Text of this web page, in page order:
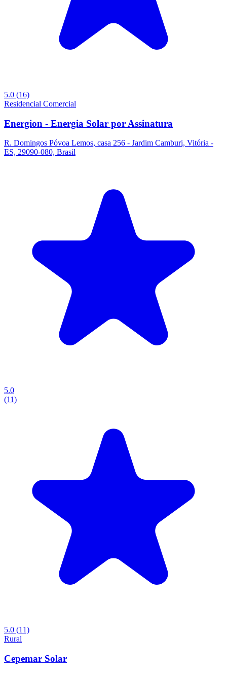
5.0 (16)
Residencial Comercial
Energion - Energia Solar por Assinatura
R. Domingos Póvoa Lemos, casa 256 - Jardim Camburi, Vitória -
ES, 29090-080, Brasil
5.0
(11)
5.0 (11)
Rural
Cepemar Solar